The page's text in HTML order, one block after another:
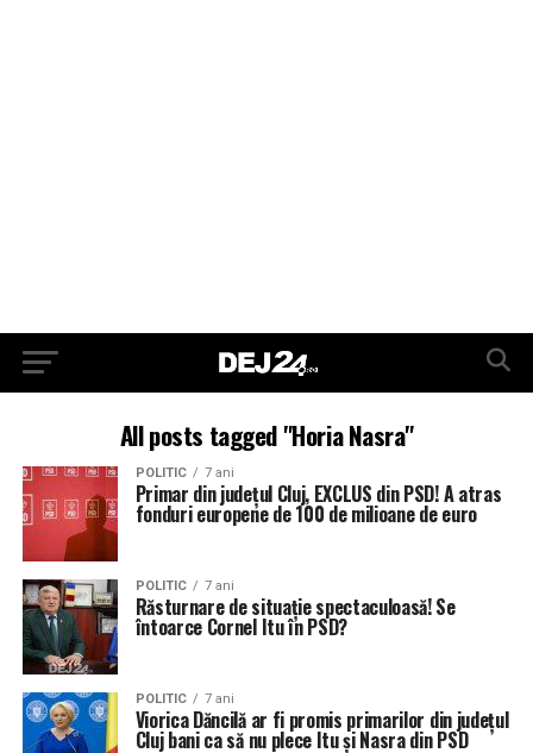
All posts tagged "Horia Nasra"
POLITIC 7 ani
Primar din județul Cluj, EXCLUS din PSD! A atras
fonduri europene de 100 de milioane de euro
POLITIC 7 ani
Răsturnare de situație spectaculoasă! Se
întoarce Cornel Itu în PSD?
POLITIC 7 ani
Viorica Dăncilă ar fi promis primarilor din județul
Cluj bani ca să nu plece Itu și Nasra din PSD